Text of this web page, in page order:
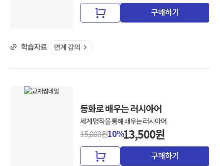
구매하기
동화로 배우는 러시아어
세계 명작을 통해 배우는 러시아어
15,000원10%13,500원
구매하기